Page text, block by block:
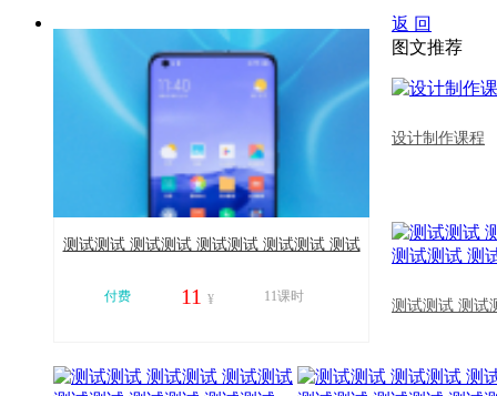
测试测试 测试测试 测试测试 测试测试 测试
付费 11 ¥
11课时
返 回
图文推荐
设计制作课程
测试测试 测试